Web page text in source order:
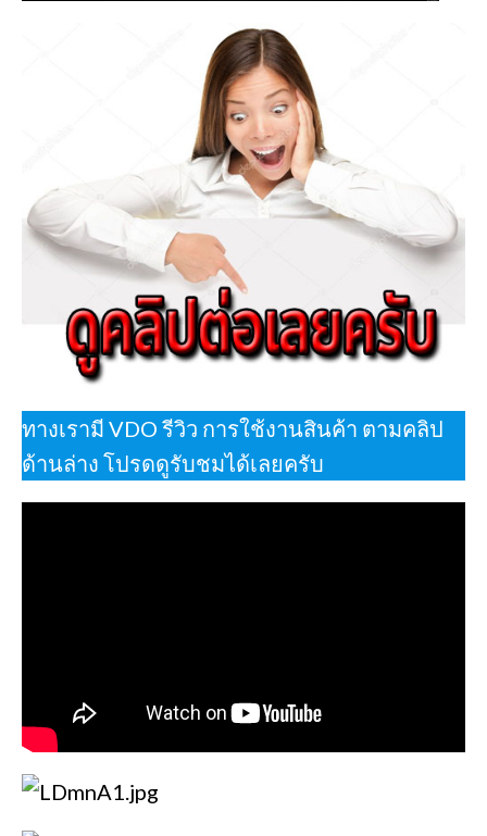
ทางเรามี VDO รีวิว การใช้งานสินค้า ตามคลิป
ด้านล่าง โปรดดูรับชมได้เลยครับ